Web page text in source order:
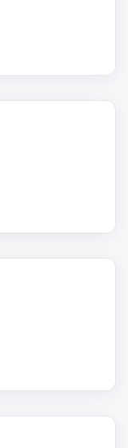
455 000
400 000
426 000